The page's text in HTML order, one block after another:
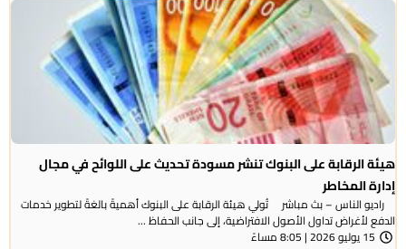
هيئة الرقابة على البنوك تنشر مسودة تحديث على اللوائح في مجال
إدارة المخاطر
راديو الناس – بث مباشر تُولي هيئة الرقابة على البنوك أهميةً بالغةً لتطوير خدمات
الدفع لأغراض تداول الأصول الافتراضية، إلى جانب الحفاظ ...
15 يوليو 2026 | 8:05 مساءً